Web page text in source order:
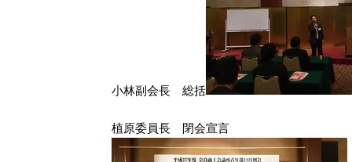
小林副会長 総括
植原委員長 閉会宣言